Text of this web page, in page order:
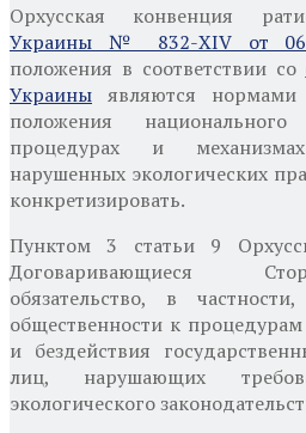
Орхусская конвенция
Украины № 832-ХІV от
положения в соответствии со
Украины являются
положения
процедурах и
нарушенных экологических
конкретизировать.
Пунктом 3 статьи 9
Договаривающиеся
обязательство, в
общественности к
и бездействия
лиц, нарушающих
экологического